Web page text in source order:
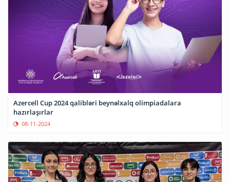
Azercell Cup 2024 qalibləri beynəlxalq olimpiadalara
hazırlaşırlar
08-11-2024